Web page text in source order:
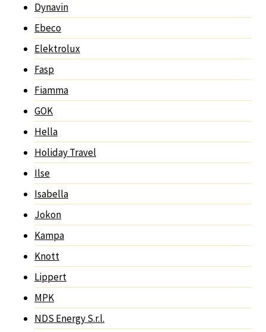
Dynavin
Ebeco
Elektrolux
Fasp
Fiamma
GOK
Hella
Holiday Travel
Ilse
Isabella
Jokon
Kampa
Knott
Lippert
MPK
NDS Energy S.r.l.